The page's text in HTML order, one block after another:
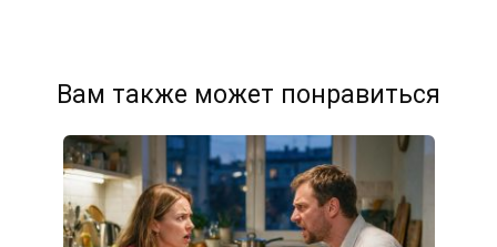
Вам также может понравиться